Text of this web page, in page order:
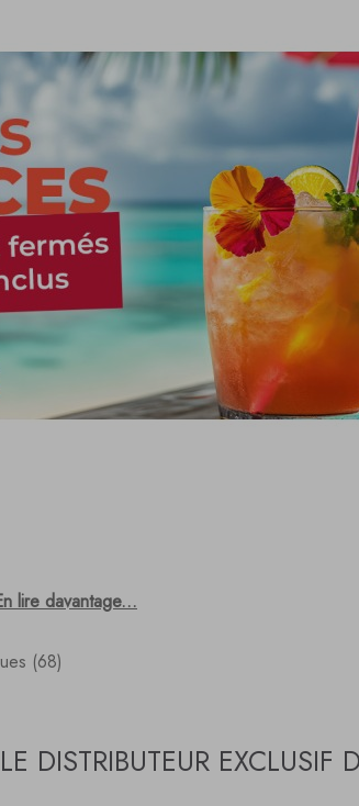
lire davantage...
(68)
DISTRIBUTEUR EXCLUSIF